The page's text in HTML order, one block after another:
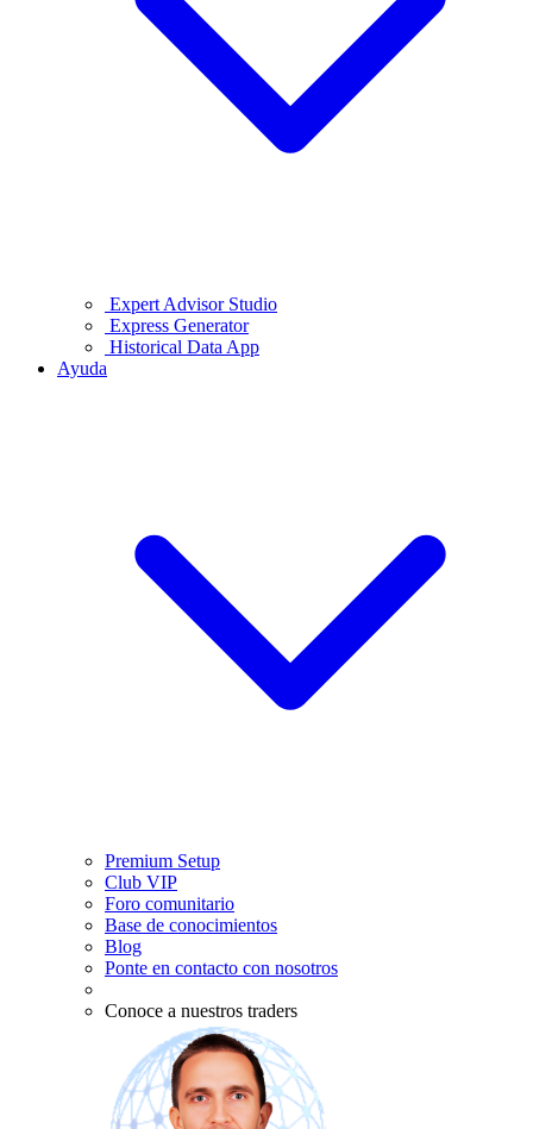
Expert Advisor Studio
Express Generator
Historical Data App
Ayuda
Premium Setup
Club VIP
Foro comunitario
Base de conocimientos
Blog
Ponte en contacto con nosotros
Conoce a nuestros traders